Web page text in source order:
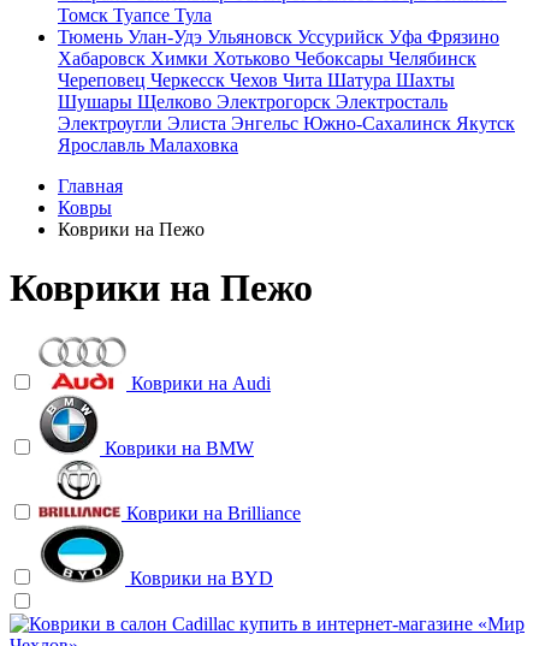
Томск Туапсе Тула
Тюмень Улан-Удэ Ульяновск Уссурийск Уфа Фрязино
Хабаровск Химки Хотьково Чебоксары Челябинск
Череповец Черкесск Чехов Чита Шатура Шахты
Шушары Щелково Электрогорск Электросталь
Электроугли Элиста Энгельс Южно-Сахалинск Якутск
Ярославль Малаховка
Главная
Ковры
Коврики на Пежо
Коврики на Пежо
Коврики на Audi
Коврики на BMW
Коврики на Brilliance
Коврики на BYD